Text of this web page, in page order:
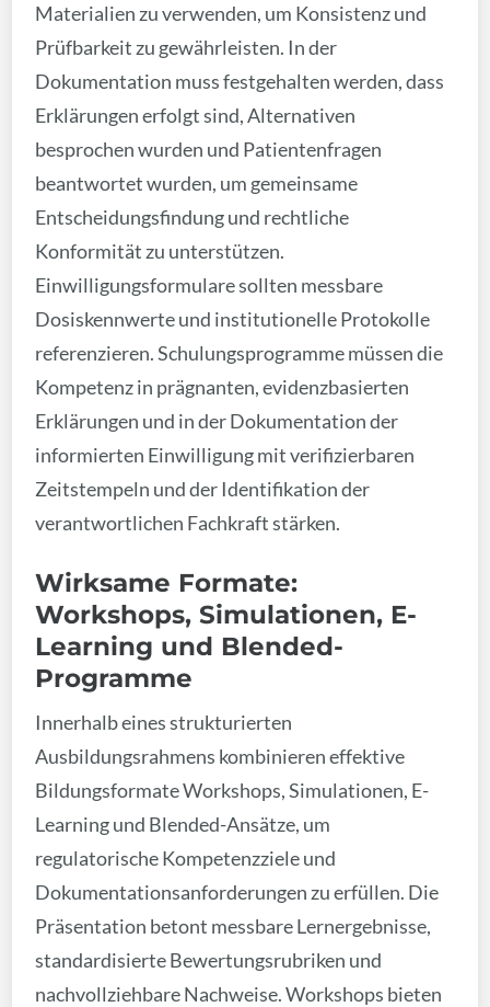
Materialien zu verwenden, um Konsistenz und
Prüfbarkeit zu gewährleisten. In der
Dokumentation muss festgehalten werden, dass
Erklärungen erfolgt sind, Alternativen
besprochen wurden und Patientenfragen
beantwortet wurden, um gemeinsame
Entscheidungsfindung und rechtliche
Konformität zu unterstützen.
Einwilligungsformulare sollten messbare
Dosiskennwerte und institutionelle Protokolle
referenzieren. Schulungsprogramme müssen die
Kompetenz in prägnanten, evidenzbasierten
Erklärungen und in der Dokumentation der
informierten Einwilligung mit verifizierbaren
Zeitstempeln und der Identifikation der
verantwortlichen Fachkraft stärken.
Wirksame Formate:
Workshops, Simulationen, E-
Learning und Blended-
Programme
Innerhalb eines strukturierten
Ausbildungsrahmens kombinieren effektive
Bildungsformate Workshops, Simulationen, E-
Learning und Blended-Ansätze, um
regulatorische Kompetenzziele und
Dokumentationsanforderungen zu erfüllen. Die
Präsentation betont messbare Lernergebnisse,
standardisierte Bewertungsrubriken und
nachvollziehbare Nachweise. Workshops bieten